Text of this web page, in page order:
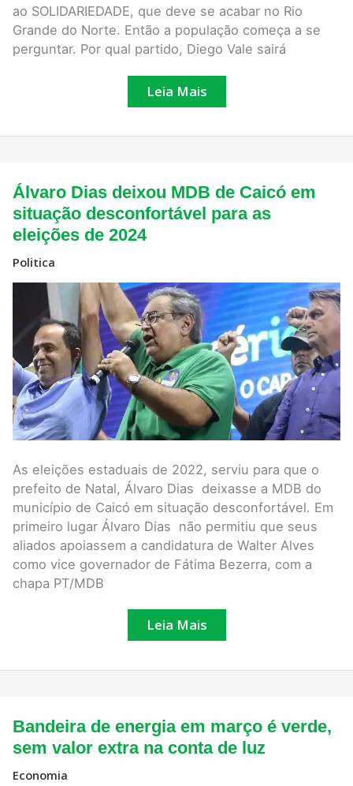
ao SOLIDARIEDADE, que deve se acabar no Rio
Grande do Norte. Então a população começa a se
perguntar. Por qual partido, Diego Vale sairá
qual
partido?
Leia Mais
Álvaro Dias deixou MDB de Caicó em
situação desconfortável para as
eleições de 2024
Politica
As eleições estaduais de 2022, serviu para que o
prefeito de Natal, Álvaro Dias deixasse a MDB do
município de Caicó em situação desconfortável. Em
primeiro lugar Álvaro Dias não permitiu que seus
aliados apoiassem a candidatura de Walter Alves
como vice governador de Fátima Bezerra, com a
chapa PT/MDB
Álvaro
Dias
deixou
MDB
de
desconfortável
para
as
eleições
de
2024
Leia Mais
Bandeira de energia em março é verde,
sem valor extra na conta de luz
Economia